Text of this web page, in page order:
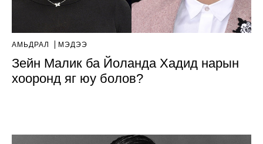
АМЬДРАЛ МЭДЭЭ
Зейн Малик ба Йоланда Хадид нарын
хооронд яг юу болов?